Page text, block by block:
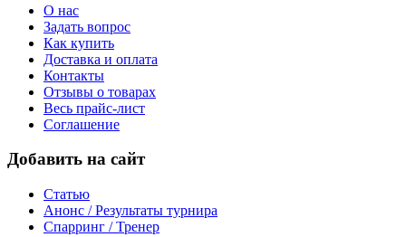
О нас
Задать вопрос
Как купить
Доставка и оплата
Контакты
Отзывы о товарах
Весь прайс-лист
Соглашение
Добавить на сайт
Статью
Анонс / Результаты турнира
Спарринг / Тренер